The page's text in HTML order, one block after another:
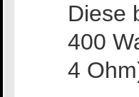
Diese
400
4